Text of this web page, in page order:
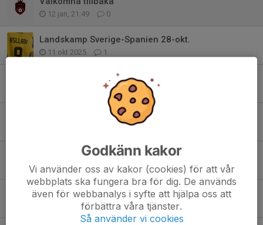
12 jan, 21:49 0
Landskamp Sverige-Spanien 28-okt.
11 okt 2025 1
Save the date 8/2-26 Getingecupen
Inomhusträningen från v41
Fritidskortet
15 sep 2025 0
Händer V37
4 sep 2025 1
Godkänn kakor
Vi använder oss av kakor (cookies) för att vår
webbplats ska fungera bra för dig. De används
även för webbanalys i syfte att hjälpa oss att
förbättra våra tjänster.
Så använder vi cookies